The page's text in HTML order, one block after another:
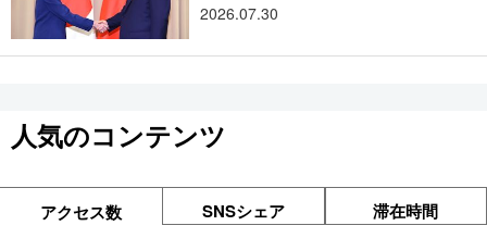
2026.07.30
人気のコンテンツ
アクセス数 SNSシェア 滞在時間